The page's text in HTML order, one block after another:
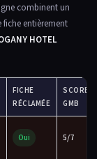
combinent un
entièrement
HOTEL
FICHE
RÉCLAMÉE
SCORE
GMB
Oui 5/7